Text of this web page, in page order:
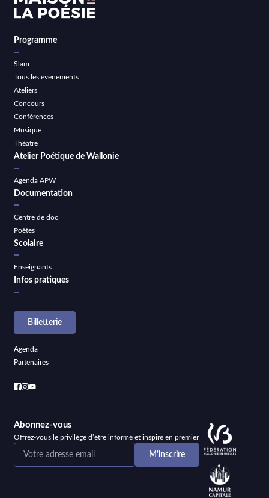
Programme
Slam
Tous les événements
Ateliers
Concours
Conférences
Musique
Théatre
Atelier Poétique de Wallonie
Agenda APW
Documentation
Centre de doc
Poètes
Scolaire
Enseignants
Infos pratiques
Billetterie
Agenda
Partenaires
Abonnez-vous
Offrez-vous le privilège d’être informé et inspiré en premier